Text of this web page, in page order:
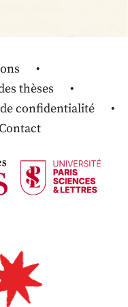
thèses
confidentialité